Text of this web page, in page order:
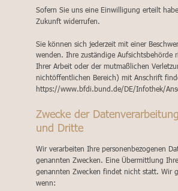
Sofern Sie uns eine Einwilligung erteilt
Zukunft widerrufen.
Sie können sich jederzeit mit einer
wenden. Ihre zuständige
Ihrer Arbeit oder der mutmaßlichen
nichtöffentlichen Bereich) mit Anschrift
https://www.bfdi.bund.de/DE/Infothek/
Zwecke der
und Dritte
Wir verarbeiten Ihre personenbezogenen
genannten Zwecken. Eine Übermittlung
genannten Zwecken findet nicht statt. Wir
wenn: